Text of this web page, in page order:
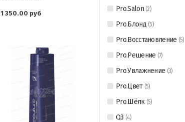
Pro.Salon (2)
Pro.Блонд (5)
Pro.Восстановление (5)
Pro.Решение (7)
Pro.Увлажнение (3)
Pro.Цвет (5)
Pro.Шёлк (5)
Q3 (4)
1 350.00 руб